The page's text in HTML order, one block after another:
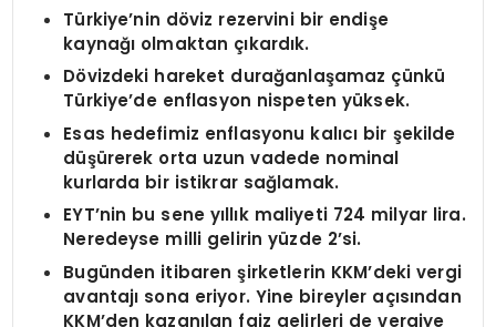
Türkiye’nin döviz rezervini bir endişe
kaynağı olmaktan çıkardık.
Dövizdeki hareket durağanlaşamaz çünkü
Türkiye’de enflasyon nispeten yüksek.
Esas hedefimiz enflasyonu kalıcı bir şekilde
düşürerek orta uzun vadede nominal
kurlarda bir istikrar sağlamak.
EYT’nin bu sene yıllık maliyeti 724 milyar lira.
Neredeyse milli gelirin yüzde 2’si.
Bugünden itibaren şirketlerin KKM’deki vergi
avantajı sona eriyor. Yine bireyler açısından
KKM’den kazanılan faiz gelirleri de vergiye